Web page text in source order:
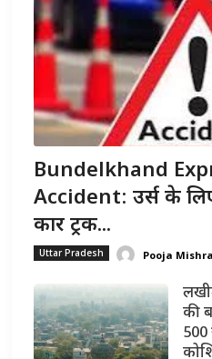
Bundelkhand
Accident: उर्स के
कार ट्रक...
Uttar Pradesh Pooja Mishra
की